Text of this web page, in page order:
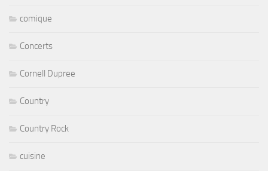
comique
Concerts
Cornell Dupree
Country
Country Rock
cuisine